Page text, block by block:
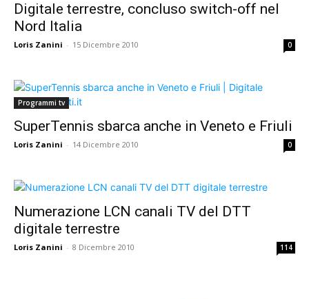
Digitale terrestre, concluso switch-off nel
Nord Italia
Loris Zanini - 15 Dicembre 2010 0
Programmi tv
SuperTennis sbarca anche in Veneto e Friuli
Loris Zanini - 14 Dicembre 2010 0
Numerazione LCN canali TV del DTT
digitale terrestre
Loris Zanini - 8 Dicembre 2010 114